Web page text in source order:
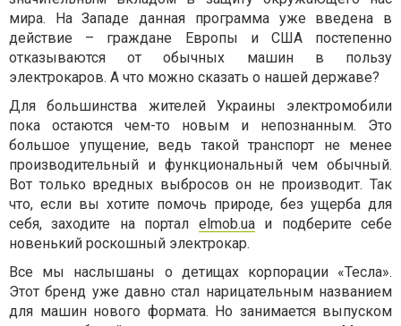
мира. На Западе данная программа уже введена в
действие – граждане Европы и США постепенно
отказываются от обычных машин в пользу
электрокаров. А что можно сказать о нашей державе?
Для большинства жителей Украины электромобили
пока остаются чем-то новым и непознанным. Это
большое упущение, ведь такой транспорт не менее
производительный и функциональный чем обычный.
Вот только вредных выбросов он не производит. Так
что, если вы хотите помочь природе, без ущерба для
себя, заходите на портал elmob.uaи подберите себе
новенький роскошный электрокар.
Все мы наслышаны о детищах корпорации «Тесла».
Этот бренд уже давно стал нарицательным названием
для машин нового формата. Но занимается выпуском